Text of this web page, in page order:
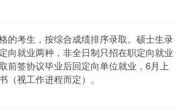
的考生，按综合成绩排序录取。硕士生录
向就业两种，非全日制只招在职定向就业
前签协议毕业后回定向单位就业，6月上
（视工作进程而定）。